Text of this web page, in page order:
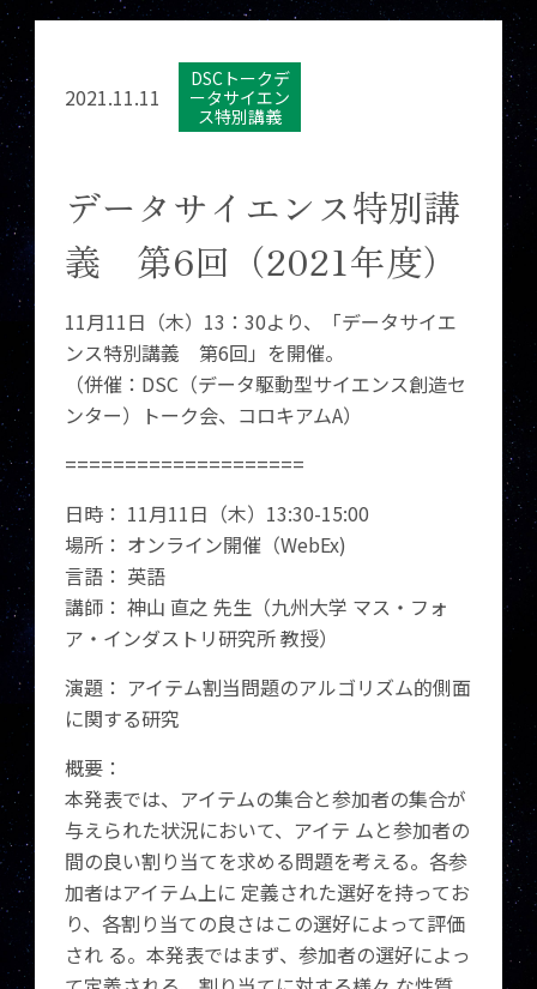
2021.11.11
DSCトークデ
ータサイエン
ス特別講義
データサイエンス特別講
義 第6回（2021年度）
11月11日（木）13：30より、「データサイエ
ンス特別講義 第6回」を開催。
（併催：DSC（データ駆動型サイエンス創造セ
ンター）トーク会、コロキアムA）
====================
日時： 11月11日（木）13:30-15:00
場所： オンライン開催（WebEx)
言語： 英語
講師： 神山 直之 先生（九州大学 マス・フォ
ア・インダストリ研究所 教授）
演題： アイテム割当問題のアルゴリズム的側面
に関する研究
概要：
本発表では、アイテムの集合と参加者の集合が
与えられた状況において、アイテ ムと参加者の
間の良い割り当てを求める問題を考える。各参
加者はアイテム上に 定義された選好を持ってお
り、各割り当ての良さはこの選好によって評価
され る。本発表ではまず、参加者の選好によっ